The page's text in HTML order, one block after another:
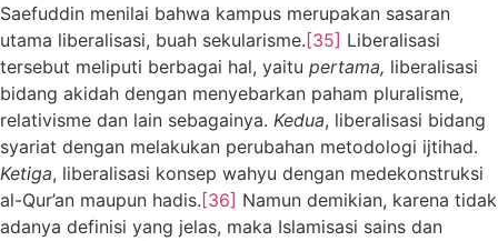
Saefuddin menilai bahwa kampus merupakan sasaran
utama liberalisasi, buah sekularisme. [35] Liberalisasi
tersebut meliputi berbagai hal, yaitu pertama, liberalisasi
bidang akidah dengan menyebarkan paham pluralisme,
relativisme dan lain sebagainya. Kedua, liberalisasi bidang
syariat dengan melakukan perubahan metodologi ijtihad.
Ketiga, liberalisasi konsep wahyu dengan medekonstruksi
al-Qur’an maupun hadis. [36] Namun demikian, karena tidak
adanya definisi yang jelas, maka Islamisasi sains dan